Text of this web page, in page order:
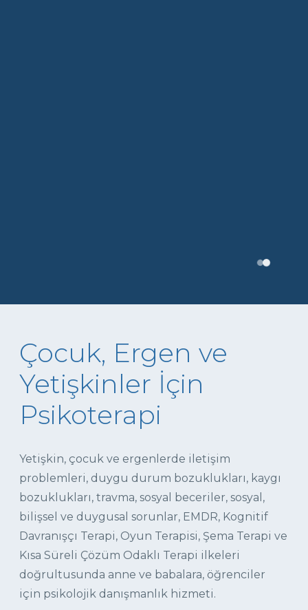
Çocuk, Ergen ve
Yetişkinler İçin
Psikoterapi
Yetişkin, çocuk ve ergenlerde iletişim
problemleri, duygu durum bozuklukları, kaygı
bozuklukları, travma, sosyal beceriler, sosyal,
bilişsel ve duygusal sorunlar, EMDR, Kognitif
Davranışçı Terapi, Oyun Terapisi, Şema Terapi ve
Kısa Süreli Çözüm Odaklı Terapi ilkeleri
doğrultusunda anne ve babalara, öğrenciler
için psikolojik danışmanlık hizmeti.